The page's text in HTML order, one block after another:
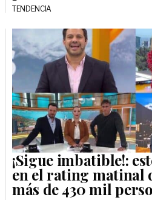
TENDENCIA
¡Sigue imbatible!:
en el rating matinal
más de 430 mil